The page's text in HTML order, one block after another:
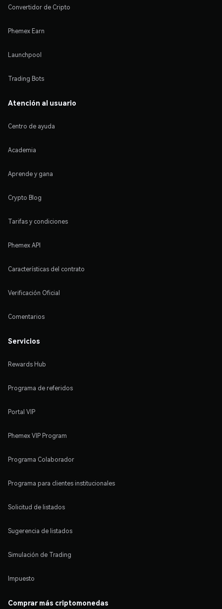
Convertidor de Cripto
Phemex Earn
Launchpool
Trading Bots
Atención al usuario
Centro de ayuda
Academia
Aprende y gana
Crypto Blog
Tarifas y condiciones
Phemex API
Características del contrato
Verificación Oficial
Comentarios
Servicios
Rewards Hub
Programa de referidos
Portal VIP
Phemex VIP Program
Programa Colaborador
Programa para clientes institucionales
Solicitud de listados
Sugerencia de listados
Simulación de Trading
Impuesto
Comprar más criptomonedas